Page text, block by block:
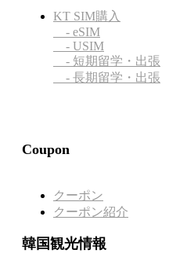
KT SIM購入
- eSIM
- USIM
- 短期留学・出張
- 長期留学・出張
Coupon
クーポン
クーポン紹介
韓国観光情報